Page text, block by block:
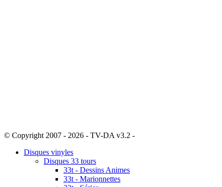
© Copyright 2007 - 2026 - TV-DA v3.2 -
Disques vinyles
Disques 33 tours
33t - Dessins Animes
33t - Marionnettes